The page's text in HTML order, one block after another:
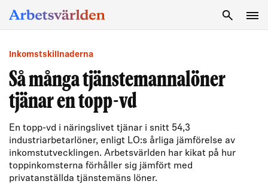
Inkomstskillnaderna
Så många tjänstemannalöner
tjänar en topp-vd
En topp-vd i näringslivet tjänar i snitt 54,3
industriarbetarlöner, enligt LO:s årliga jämförelse av
inkomstutvecklingen. Arbetsvärlden har kikat på hur
toppinkomsterna förhåller sig jämfört med
privatanställda tjänstemäns löner.